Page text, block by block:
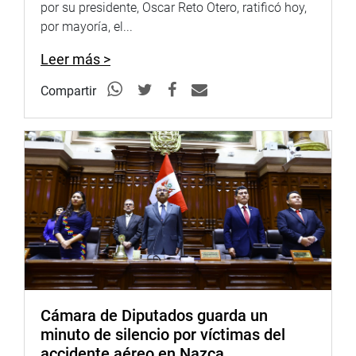
pobreza extrema. Al término de las intervenciones, el
predictamen fue aprobado por unanimidad (08 votos).
SISTEMA DE FOCALIZACIÓN
En la segunda parte de la reunión de trabajo, se debatió el
Sistema Nacional de Focalización respecto de la
obligatoriedad de los gobiernos locales de emitir un plan
de empadronamiento.
Al respecto, se dio a conocer que el objeto de la presente
iniciativa es identificar progresivamente, al total de la
población en situación de pobreza con la finalidad de que
el Ministerio de Inclusión Social- MIDIS, cuente con una
base real y actualizada para que los ciudadanos puedan
acceder oportunamente a los programas sociales del
Estado.
También se busca que sean los gobiernos locales
por su presidente, Oscar Reto Otero, ratificó hoy,
por mayoría, el...
Leer más >
Compartir
Cámara de Diputados guarda un
minuto de silencio por víctimas del